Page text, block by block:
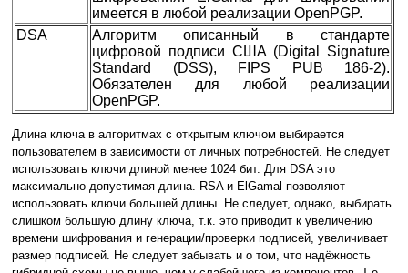
имеется в любой реализации OpenPGP.
DSA
Алгоритм описанный в стандарте
цифровой подписи США (Digital Signature
Standard (DSS), FIPS PUB 186-2).
Обязателен для любой реализации
OpenPGP.
Длина ключа в алгоритмах с открытым ключом выбирается
пользователем в зависимости от личных потребностей. Не следует
использовать ключи длиной менее 1024 бит. Для DSA это
максимально допустимая длина. RSA и ElGamal позволяют
использовать ключи большей длины. Не следует, однако, выбирать
слишком большую длину ключа, т.к. это приводит к увеличению
времени шифрования и генерации/проверки подписей, увеличивает
размер подписей. Не следует забывать и о том, что надёжность